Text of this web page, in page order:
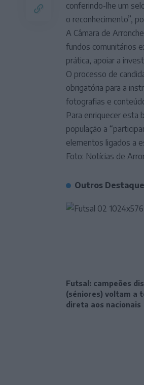
conferindo-lhe um
o reconhecimento”,
A Câmara de
fundos comunitários
prática, apoiar a
O processo de
obrigatória para a
fotografias e
Para enriquecer esta
população a
elementos ligados a
Foto: Notícias de
Outros
Futsal: campeões
(séniores) voltam a
direta aos nacionais